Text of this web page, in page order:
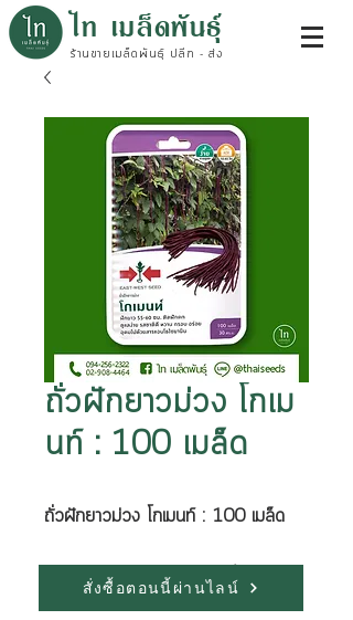
ไท เมล็ดพันธุ์
ร้านขายเมล็ดพันธุ์ ปลีก - ส่ง
ถั่วฝักยาวม่วง โกเม
นท์ : 100 เมล็ด
ถั่วฝักยาวม่วง โกเมนท์ : 100 เมล็ด
ลักษณะเด่นของพันธุ์ มีดังนี้
ต้นแข็งแรง แตกแขนงดี เก็บเกี่ยวเร็ว
สั่งซื้อตอนนี้ผ่านไลน์